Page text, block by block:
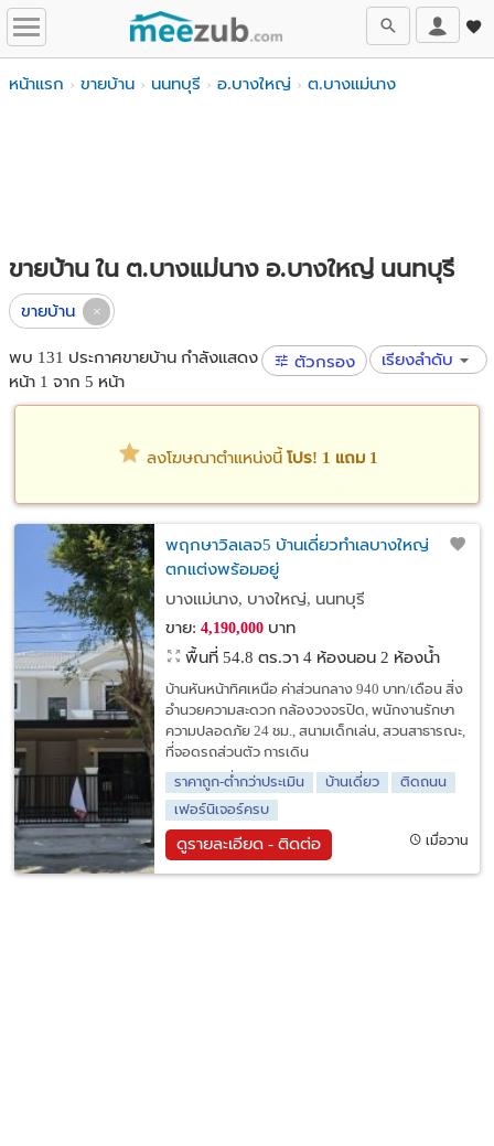
หน้าแรก ขายบ้าน นนทบุรี อ.บางใหญ่ ต.บางแม่นาง
ขายบ้าน ใน ต.บางแม่นาง อ.บางใหญ่ นนทบุรี
ขายบ้าน
พบ 131 ประกาศขายบ้าน กำลังแสดง
หน้า 1 จาก 5 หน้า
ตัวกรอง เรียงลำดับ
ลงโฆษณาตำแหน่งนี้ โปร! 1 แถม 1
พฤกษาวิลเลจ5 บ้านเดี่ยวทำเลบางใหญ่
ตกแต่งพร้อมอยู่
บางแม่นาง, บางใหญ่, นนทบุรี
ขาย: 4,190,000บาท
พื้นที่ 54.8 ตร.วา 4 ห้องนอน 2 ห้องน้ำ
บ้านหันหน้าทิศเหนือ ค่าส่วนกลาง 940 บาท/เดือน สิ่ง
อำนวยความสะดวก กล้องวงจรปิด, พนักงานรักษา
ความปลอดภัย 24 ชม., สนามเด็กเล่น, สวนสาธารณะ,
ที่จอดรถส่วนตัว การเดิน
ราคาถูก-ต่ำกว่าประเมิน
บ้านเดี่ยว
ติดถนน
เฟอร์นิเจอร์ครบ
ดูรายละเอียด - ติดต่อ เมื่อวาน